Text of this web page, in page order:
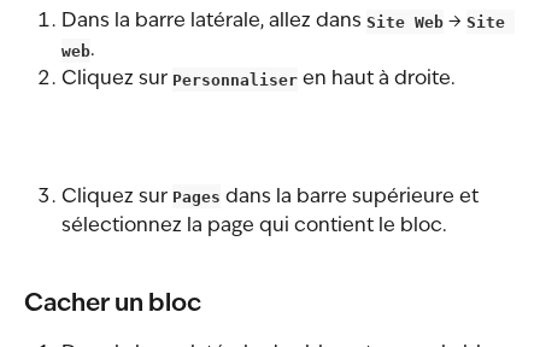
Dans la barre latérale, allez dans Site Web → Site
web.
Cliquez sur Personnaliser en haut à droite.
Cliquez sur Pages dans la barre supérieure et
sélectionnez la page qui contient le bloc.
Cacher un bloc